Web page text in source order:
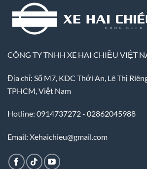
CÔNG TY TNHH XE HAI CHIỀU VIỆT
Địa chỉ: Số M7, KDC Thới An, Lê Thị
TPHCM, Việt Nam
Hotline: 0914737272 - 02862045988
Email: Xehaichieu@gmail.com